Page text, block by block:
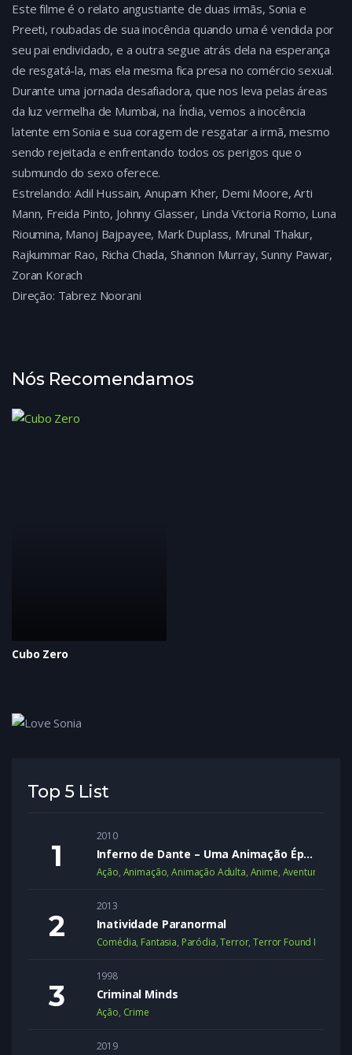
Este filme é o relato angustiante de duas irmãs, Sonia e
Preeti, roubadas de sua inocência quando uma é vendida por
seu pai endividado, e a outra segue atrás dela na esperança
de resgatá-la, mas ela mesma fica presa no comércio sexual.
Durante uma jornada desafiadora, que nos leva pelas áreas
da luz vermelha de Mumbai, na Índia, vemos a inocência
latente em Sonia e sua coragem de resgatar a irmã, mesmo
sendo rejeitada e enfrentando todos os perigos que o
submundo do sexo oferece.
Estrelando: Adil Hussain, Anupam Kher, Demi Moore, Arti
Mann, Freida Pinto, Johnny Glasser, Linda Victoria Romo, Luna
Rioumina, Manoj Bajpayee, Mark Duplass, Mrunal Thakur,
Rajkummar Rao, Richa Chada, Shannon Murray, Sunny Pawar,
Zoran Korach
Direção: Tabrez Noorani
Nós Recomendamos
Cubo Zero
Top 5 List
2010
Inferno de Dante – Uma Animação Épica
Ação, Animação,Animação Adulta, Anime, Aventura
2013
Inatividade Paranormal
Comédia, Fantasia, Paródia,Terror,Terror Found Footage
1998
Criminal Minds
Ação, Crime
2019